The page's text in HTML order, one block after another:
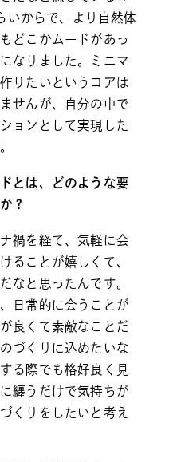
からで、より自然体
どこかムードがあっ
なりました。ミニマ
りたいというコアは
せんが、自分の中で
ョンとして実現した
とは、どのような要
？
禍を経て、気軽に会
ることが嬉しくて、
なと思ったんです。
日常的に会うことが
良くて素敵なことだ
づくりに込めたいな
る際でも格好良く見
纏うだけで気持ちが
くりをしたいと考え